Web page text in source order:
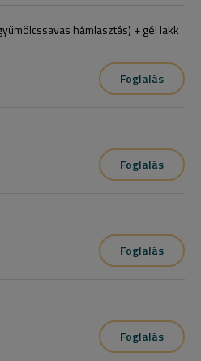
hámlasztás) + gél lakk
Foglalás
Foglalás
Foglalás
Foglalás